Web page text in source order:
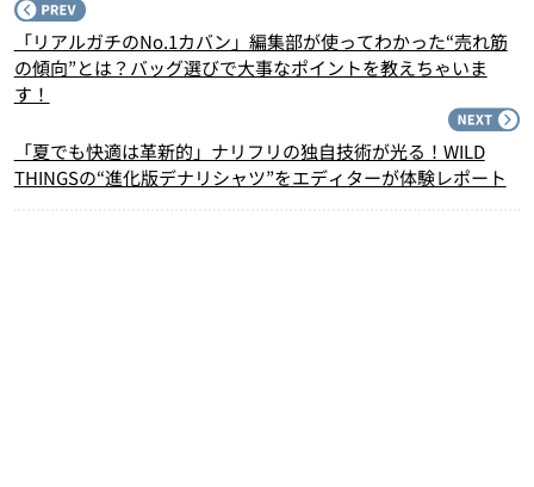
「リアルガチのNo.1カバン」編集部が使ってわかった“売れ筋
の傾向”とは？バッグ選びで大事なポイントを教えちゃいま
す！
「夏でも快適は革新的」ナリフリの独自技術が光る！WILD
THINGSの“進化版デナリシャツ”をエディターが体験レポート